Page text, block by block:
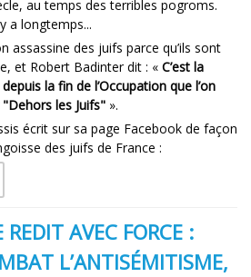
au temps des terribles pogroms.
a longtemps...
assassine des juifs parce qu’ils sont
et Robert Badinter dit : « C’est la
la fin de l’Occupation que l’on
les Juifs" ».
écrit sur sa page Facebook de façon
des juifs de France :
REDIT AVEC FORCE :
L’ANTISÉMITISME,